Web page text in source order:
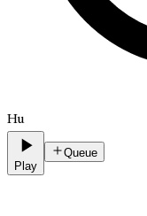
Hu
Play
Queue